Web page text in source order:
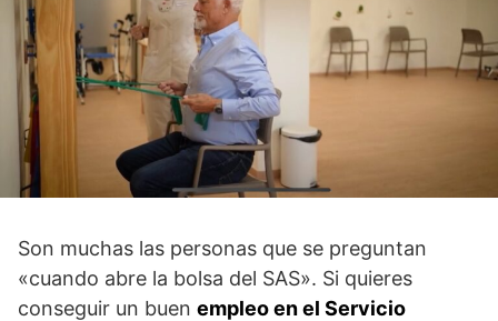
Son muchas las personas que se preguntan
«cuando abre la bolsa del SAS». Si quieres
conseguir un buen empleo en el Servicio